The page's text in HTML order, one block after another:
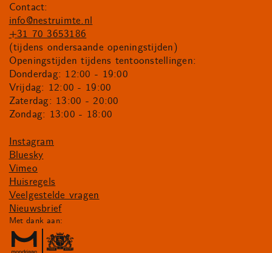
Contact:
info@nestruimte.nl
+31 70 3653186
(tijdens ondersaande openingstijden)
Openingstijden tijdens tentoonstellingen:
Donderdag: 12:00 - 19:00
Vrijdag: 12:00 - 19:00
Zaterdag: 13:00 - 20:00
Zondag: 13:00 - 18:00
Instagram
Bluesky
Vimeo
Huisregels
Veelgestelde vragen
Nieuwsbrief
Met dank aan: